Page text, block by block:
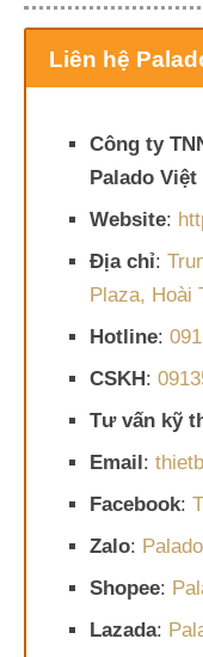
Liên hệ
Công ty
Palado Việt
Website:
Địa chỉ:
Plaza, Hoài
Hotline:
CSKH:
Tư vấn kỹ
Email:
Facebook:
Zalo:
Shopee:
Lazada: